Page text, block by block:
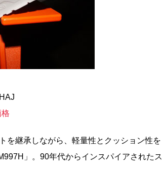
を継承しながら、軽量性とクッション性を
」。90年代からインスパイアされたス